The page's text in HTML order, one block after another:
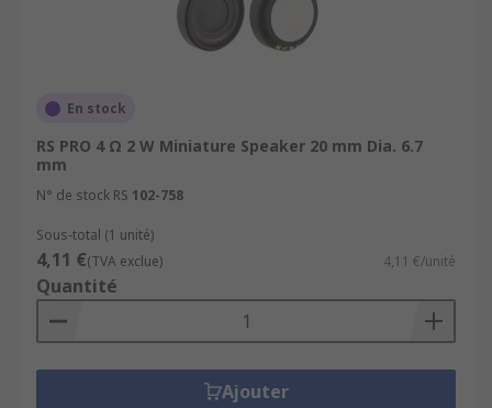
En stock
RS PRO 4 Ω 2 W Miniature Speaker 20 mm Dia. 6.7
mm
N° de stock RS 102-758
Sous-total (1 unité)
4,11 €(TVA exclue) 4,11 €/unité
Quantité
Ajouter